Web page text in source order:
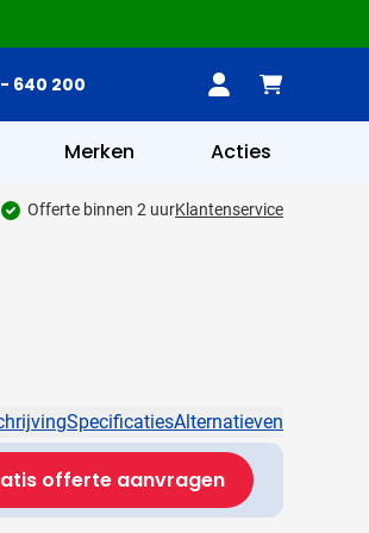
640 200
Merken Acties
Offerte binnen 2 uurKlantenservice
SpecificatiesAlternatieven
offerte aanvragen